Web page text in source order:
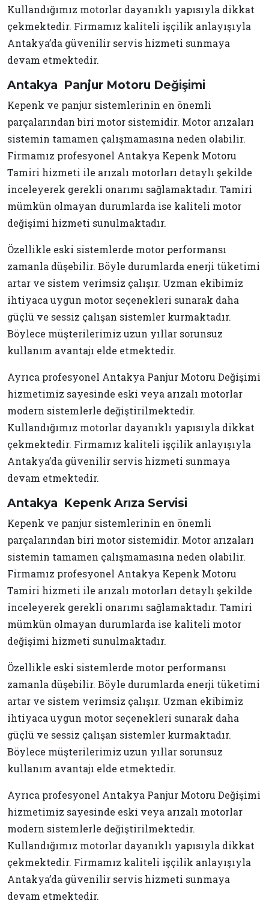
Kullandığımız motorlar dayanıklı yapısıyla dikkat
çekmektedir. Firmamız kaliteli işçilik anlayışıyla
Antakya’da güvenilir servis hizmeti sunmaya
devam etmektedir.
Antakya Panjur Motoru Değişimi
Kepenk ve panjur sistemlerinin en önemli
parçalarından biri motor sistemidir. Motor arızaları
sistemin tamamen çalışmamasına neden olabilir.
Firmamız profesyonel Antakya Kepenk Motoru
Tamiri hizmeti ile arızalı motorları detaylı şekilde
inceleyerek gerekli onarımı sağlamaktadır. Tamiri
mümkün olmayan durumlarda ise kaliteli motor
değişimi hizmeti sunulmaktadır.
Özellikle eski sistemlerde motor performansı
zamanla düşebilir. Böyle durumlarda enerji tüketimi
artar ve sistem verimsiz çalışır. Uzman ekibimiz
ihtiyaca uygun motor seçenekleri sunarak daha
güçlü ve sessiz çalışan sistemler kurmaktadır.
Böylece müşterilerimiz uzun yıllar sorunsuz
kullanım avantajı elde etmektedir.
Ayrıca profesyonel Antakya Panjur Motoru Değişimi
hizmetimiz sayesinde eski veya arızalı motorlar
modern sistemlerle değiştirilmektedir.
Kullandığımız motorlar dayanıklı yapısıyla dikkat
çekmektedir. Firmamız kaliteli işçilik anlayışıyla
Antakya’da güvenilir servis hizmeti sunmaya
devam etmektedir.
Antakya Kepenk Arıza Servisi
Kepenk ve panjur sistemlerinin en önemli
parçalarından biri motor sistemidir. Motor arızaları
sistemin tamamen çalışmamasına neden olabilir.
Firmamız profesyonel Antakya Kepenk Motoru
Tamiri hizmeti ile arızalı motorları detaylı şekilde
inceleyerek gerekli onarımı sağlamaktadır. Tamiri
mümkün olmayan durumlarda ise kaliteli motor
değişimi hizmeti sunulmaktadır.
Özellikle eski sistemlerde motor performansı
zamanla düşebilir. Böyle durumlarda enerji tüketimi
artar ve sistem verimsiz çalışır. Uzman ekibimiz
ihtiyaca uygun motor seçenekleri sunarak daha
güçlü ve sessiz çalışan sistemler kurmaktadır.
Böylece müşterilerimiz uzun yıllar sorunsuz
kullanım avantajı elde etmektedir.
Ayrıca profesyonel Antakya Panjur Motoru Değişimi
hizmetimiz sayesinde eski veya arızalı motorlar
modern sistemlerle değiştirilmektedir.
Kullandığımız motorlar dayanıklı yapısıyla dikkat
çekmektedir. Firmamız kaliteli işçilik anlayışıyla
Antakya’da güvenilir servis hizmeti sunmaya
devam etmektedir.